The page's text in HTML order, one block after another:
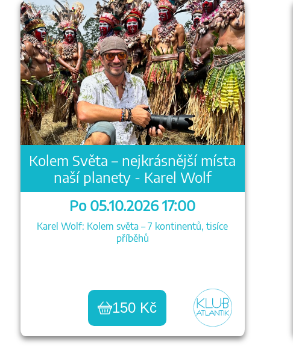
Kolem Světa – nejkrásnější místa
naší planety - Karel Wolf
Po 05.10.2026 17:00
Karel Wolf: Kolem světa – 7 kontinentů, tisíce
příběhů
150 Kč